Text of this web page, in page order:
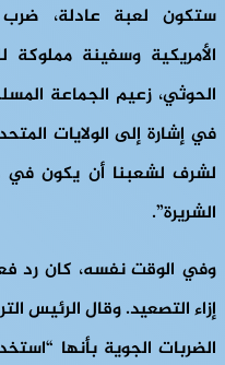
ستكون لعبة عادلة، ضرب
الأمريكية وسفينة مملوكة
الحوثي، زعيم الجماعة
في إشارة إلى الولايات
لشرف لشعبنا أن يكون في
الشريرة”.
وفي الوقت نفسه، كان رد
إزاء التصعيد. وقال الرئيس
الضربات الجوية بأنها